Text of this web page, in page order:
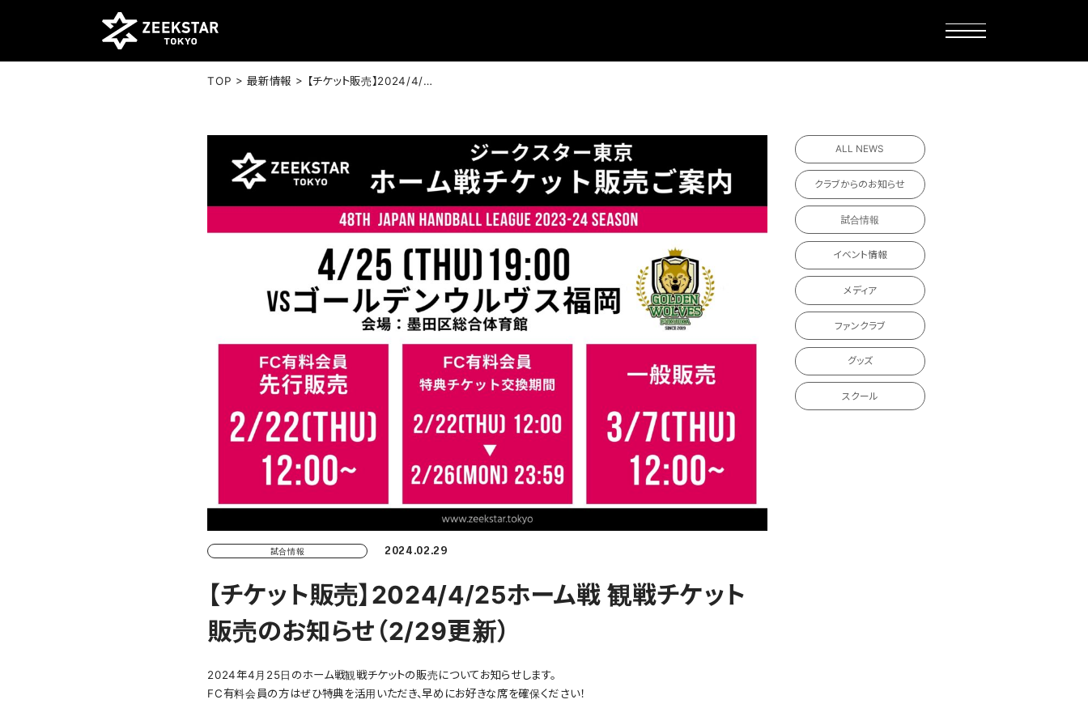
TOP >最新情報 > 【チケット販売】2024/4/25ホーム戦 観戦チケット販売のお知らせ（2/29更新）
試合情報 2024.02.29
【チケット販売】2024/4/25ホーム戦 観戦チケット
販売のお知らせ（2/29更新）
2024年4月25日のホーム戦観戦チケットの販売についてお知らせします。
FC有料会員の方はぜひ特典を活用いただき、早めにお好きな席を確保ください！
ALL NEWS
クラブからのお知らせ
試合情報
イベント情報
メディア
ファンクラブ
グッズ
スクール